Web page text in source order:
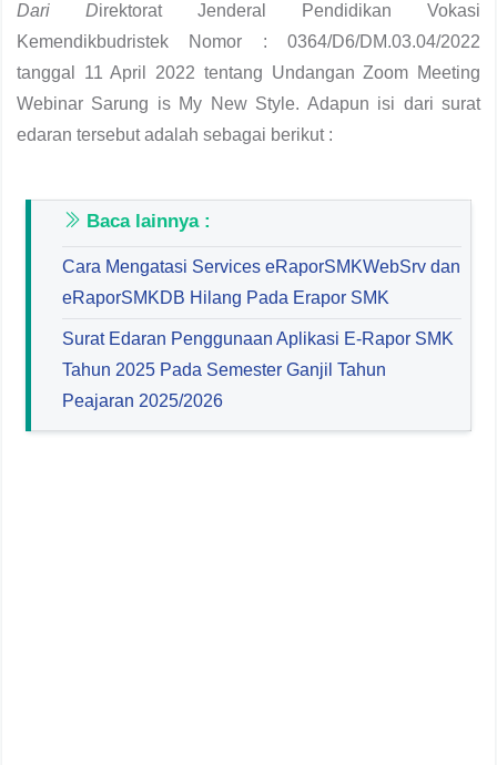
Dari Direktorat Jenderal Pendidikan Vokasi
Kemendikbudristek Nomor : 0364/D6/DM.03.04/2022
tanggal 11 April 2022 tentang Undangan Zoom Meeting
Webinar Sarung is My New Style. Adapun isi dari surat
edaran tersebut adalah sebagai berikut :
Baca lainnya :
Cara Mengatasi Services eRaporSMKWebSrv dan
eRaporSMKDB Hilang Pada Erapor SMK
Surat Edaran Penggunaan Aplikasi E-Rapor SMK
Tahun 2025 Pada Semester Ganjil Tahun
Peajaran 2025/2026